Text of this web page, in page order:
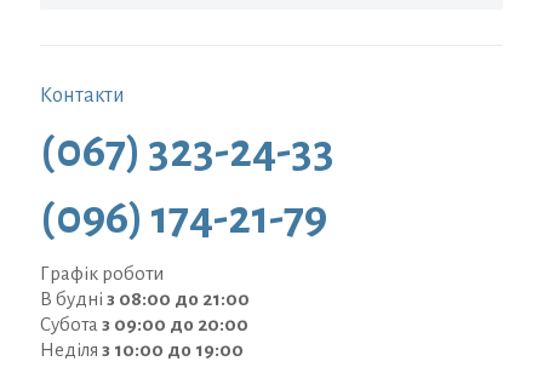
Контакти
(067) 323-24-33
(096) 174-21-79
Графік роботи
В будні з 08:00 до 21:00
Субота з 09:00 до 20:00
Неділя з 10:00 до 19:00